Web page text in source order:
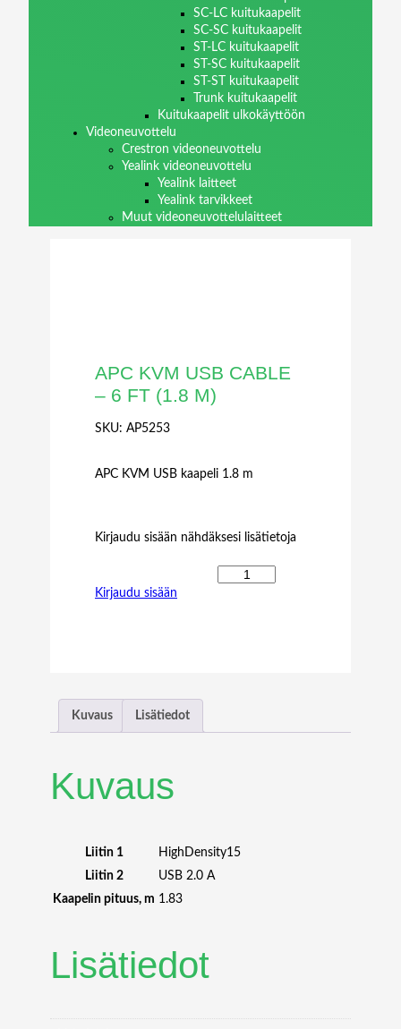
SC-LC kuitukaapelit
SC-SC kuitukaapelit
ST-LC kuitukaapelit
ST-SC kuitukaapelit
ST-ST kuitukaapelit
Trunk kuitukaapelit
Kuitukaapelit ulkokäyttöön
Videoneuvottelu
Crestron videoneuvottelu
Yealink videoneuvottelu
Yealink laitteet
Yealink tarvikkeet
Muut videoneuvottelulaitteet
APC KVM USB CABLE
– 6 FT (1.8 M)
SKU: AP5253
APC KVM USB kaapeli 1.8 m
Kirjaudu sisään nähdäksesi lisätietoja
B
–
Kirjaudu sisään
Kuvaus Lisätiedot
Kuvaus
Liitin 1
HighDensity15
Liitin 2
USB 2.0 A
Kaapelin pituus, m 1.83
Lisätiedot